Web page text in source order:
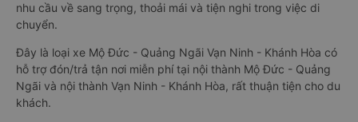
nhu cầu về sang trọng, thoải mái và tiện nghi trong việc di
chuyển.
Đây là loại xe Mộ Đức - Quảng Ngãi Vạn Ninh - Khánh Hòa có
hỗ trợ đón/trả tận nơi miễn phí tại nội thành Mộ Đức - Quảng
Ngãi và nội thành Vạn Ninh - Khánh Hòa, rất thuận tiện cho du
khách.